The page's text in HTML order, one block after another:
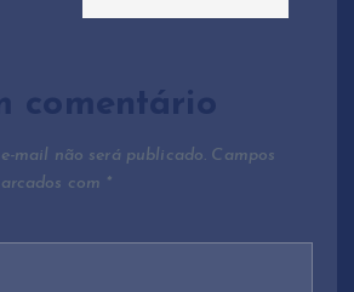
comentário
mail não será publicado. Campos
com *